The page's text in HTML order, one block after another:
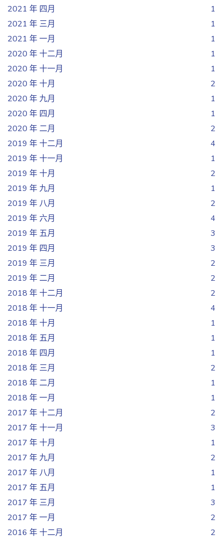
2021 年 四月
1
2021 年 三月
1
2021 年 一月
1
2020 年 十二月
1
2020 年 十一月
1
2020 年 十月
2
2020 年 九月
1
2020 年 四月
1
2020 年 二月
2
2019 年 十二月
4
2019 年 十一月
1
2019 年 十月
2
2019 年 九月
1
2019 年 八月
2
2019 年 六月
4
2019 年 五月
3
2019 年 四月
3
2019 年 三月
2
2019 年 二月
2
2018 年 十二月
2
2018 年 十一月
4
2018 年 十月
1
2018 年 五月
1
2018 年 四月
1
2018 年 三月
2
2018 年 二月
1
2018 年 一月
1
2017 年 十二月
2
2017 年 十一月
3
2017 年 十月
1
2017 年 九月
2
2017 年 八月
1
2017 年 五月
1
2017 年 三月
3
2017 年 一月
2
2016 年 十二月
2